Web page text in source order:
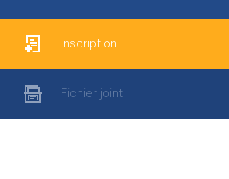
Inscription
Fichier joint